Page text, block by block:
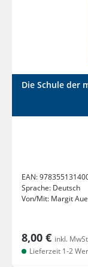
Die Schule der
EAN:
Sprache: Deutsch
Von/Mit: Margit
8,00 € inkl.
Lieferzeit 1-2